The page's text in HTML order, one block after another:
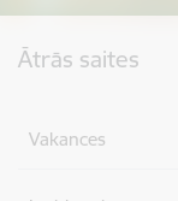
Ātrās saites
Vakances